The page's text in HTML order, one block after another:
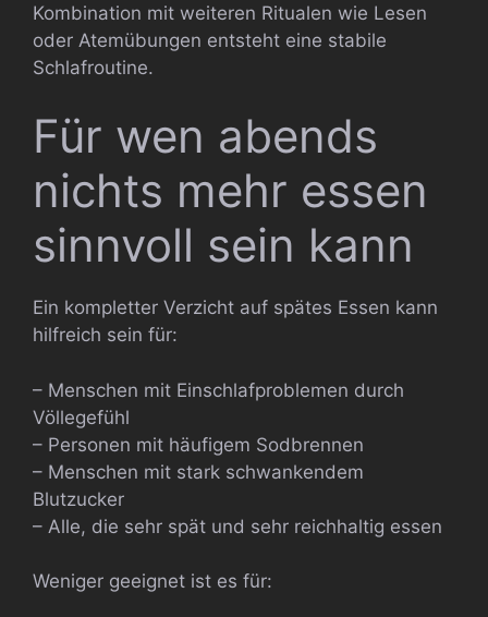
Kombination mit weiteren Ritualen wie Lesen
oder Atemübungen entsteht eine stabile
Schlafroutine.
Für wen abends
nichts mehr essen
sinnvoll sein kann
Ein kompletter Verzicht auf spätes Essen kann
hilfreich sein für:
– Menschen mit Einschlafproblemen durch
Völlegefühl
– Personen mit häufigem Sodbrennen
– Menschen mit stark schwankendem
Blutzucker
– Alle, die sehr spät und sehr reichhaltig essen
Weniger geeignet ist es für: